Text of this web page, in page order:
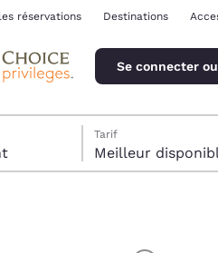
réservations Destinations
Se connecter
Tarif
Meilleur